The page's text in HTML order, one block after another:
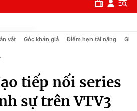
vật Góc khán giả Điểm hẹn tài năng Giải
tiếp nối series
sự trên VTV3